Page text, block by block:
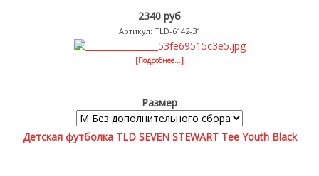
2340 руб
Артикул: TLD-6142-31
[Подробнее...]
Размер
Детская футболка TLD SEVEN STEWART Tee Youth Black